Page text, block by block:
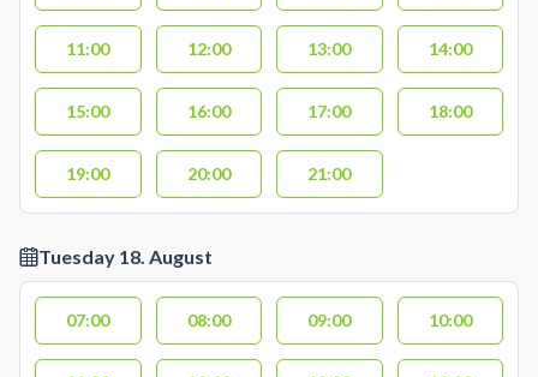
11:00 12:00 13:00 14:00
15:00 16:00 17:00 18:00
19:00 20:00 21:00
Tuesday 18. August
07:00 08:00 09:00 10:00